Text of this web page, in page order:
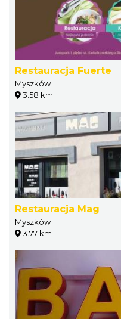
Restauracja Fuerte
Myszków
3.58 km
Restauracja Mag
Myszków
3.77 km